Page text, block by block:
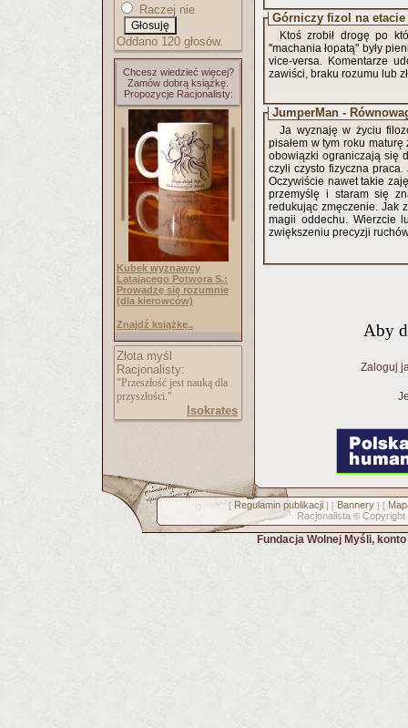
Raczej nie
Oddano 120 głosów.
Chcesz wiedzieć więcej?
Zamów dobrą książkę.
Propozycje Racjonalisty:
Kubek wyznawcy
Latającego Potwora S.:
Prowadzę się rozumnie
(dla kierowców)
Znajdź książkę..
Złota myśl
Racjonalisty:
"Przeszłość jest nauką dla
przyszłości."
Isokrates
Górniczy fizol na
Ktoś zrobił drogę po
''machania łopatą'' były
vice-versa. Komentarze
zawiści, braku rozumu lub
JumperMan -
Ja wyznaję w życiu
pisałem w tym roku
obowiązki ograniczają się
czyli czysto fizyczna
Oczywiście nawet takie
przemyślę i staram się
redukując zmęczenie. Jak
magii oddechu. Wierzcie
zwiększeniu precyzji
Aby
Zaloguj
[ Regulamin publikacji] [ Bannery] [
Racjonalista © Copyright
Fundacja Wolnej Myśli,